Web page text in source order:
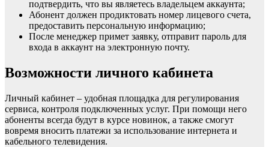
подтвердить, что вы являетесь владельцем аккаунта;
Абонент должен продиктовать номер лицевого счета,
предоставить персональную информацию;
После менеджер примет заявку, отправит пароль для
входа в аккаунт на электронную почту.
Возможности личного кабинета
Личный кабинет – удобная площадка для регулирования
сервиса, контроля подключенных услуг. При помощи него
абоненты всегда будут в курсе новинок, а также смогут
вовремя вносить платежи за использование интернета и
кабельного телевидения.